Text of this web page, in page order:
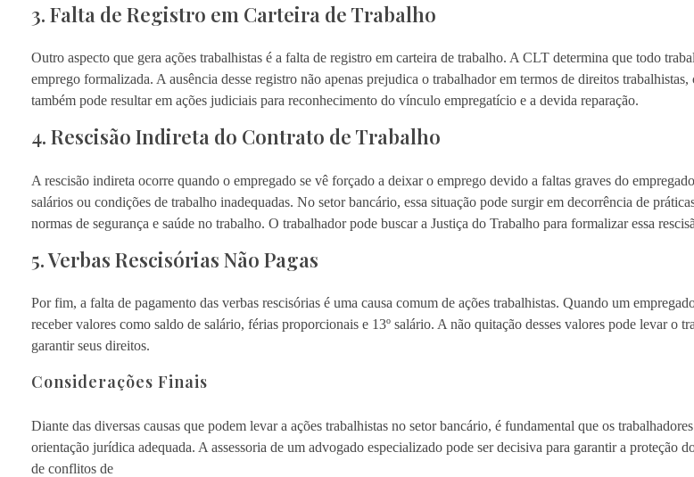
3. Falta de Registro em Carteira de Trabalho
Outro aspecto que gera ações trabalhistas é a falta de registro em carteira de trabalho. A CLT determina que todo
emprego formalizada. A ausência desse registro não apenas prejudica o trabalhador em termos de direitos trabalhistas,
também pode resultar em ações judiciais para reconhecimento do vínculo empregatício e a devida reparação.
4. Rescisão Indireta do Contrato de Trabalho
A rescisão indireta ocorre quando o empregado se vê forçado a deixar o emprego devido a faltas graves do
salários ou condições de trabalho inadequadas. No setor bancário, essa situação pode surgir em decorrência de
normas de segurança e saúde no trabalho. O trabalhador pode buscar a Justiça do Trabalho para formalizar essa
5. Verbas Rescisórias Não Pagas
Por fim, a falta de pagamento das verbas rescisórias é uma causa comum de ações trabalhistas. Quando um
receber valores como saldo de salário, férias proporcionais e 13º salário. A não quitação desses valores pode levar o
garantir seus direitos.
Considerações Finais
Diante das diversas causas que podem levar a ações trabalhistas no setor bancário, é fundamental que os
orientação jurídica adequada. A assessoria de um advogado especializado pode ser decisiva para garantir a proteção
de conflitos de